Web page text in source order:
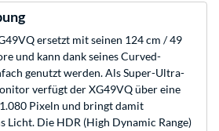
ersetzt mit seinen 124 cm / 49
und kann dank seines Curved-
genutzt werden. Als Super-Ultra-
verfügt der XG49VQ über eine
Pixeln und bringt damit
Licht. Die HDR (High Dynamic Range)